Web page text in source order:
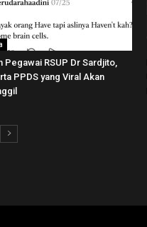
Pegawai RSUP Dr Sardjito,
PPDS yang Viral Akan